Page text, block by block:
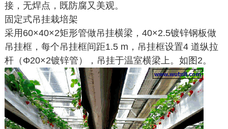
接，无焊点，既防腐又美观。
固定式吊挂栽培架
采用60×40×2矩形管做吊挂横梁，40×2.5镀锌钢板做
吊挂框，每个吊挂框间距1.5 m，吊挂框设置4 道纵拉
杆（Φ20×2镀锌管），吊挂于温室横梁上。如图2。